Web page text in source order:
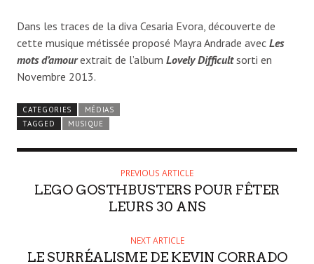
Dans les traces de la diva Cesaria Evora, découverte de
cette musique métissée proposé Mayra Andrade avec Les
mots d’amour extrait de l’album Lovely Difficultsorti en
Novembre 2013.
CATEGORIES
MÉDIAS
TAGGED
MUSIQUE
PREVIOUS ARTICLE
LEGO GOSTHBUSTERS POUR FÊTER
LEURS 30 ANS
NEXT ARTICLE
LE SURRÉALISME DE KEVIN CORRADO